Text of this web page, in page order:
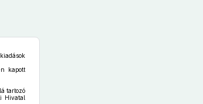
kapott
tartozó
Hivatal